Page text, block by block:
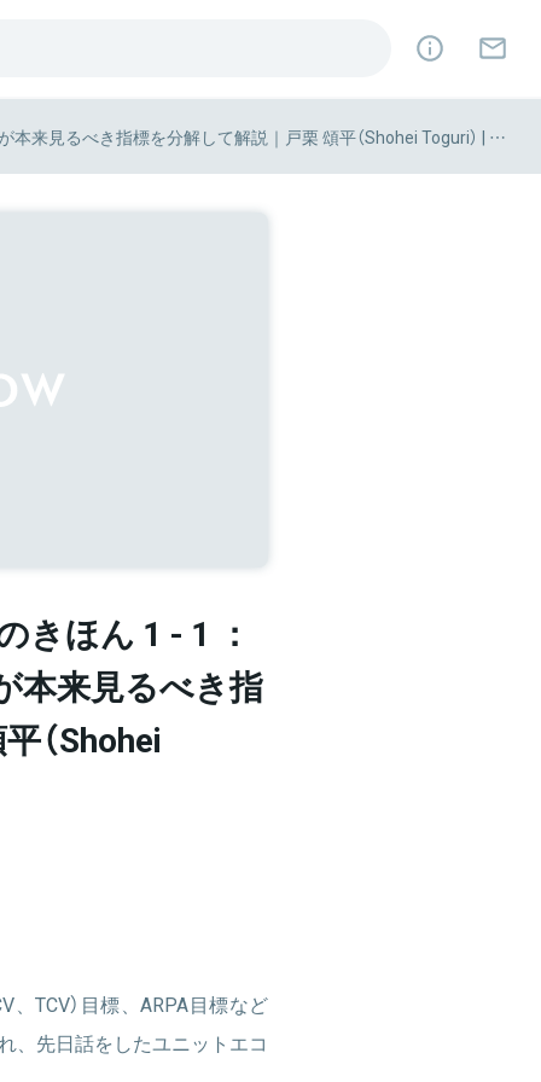
BtoB SaaSマーケティングのきほん 1 - 1 ：SaaS マーケティング部門が本来見るべき指標を分解して解説｜戸栗 頌平（Shohei Toguri） | レプト｜note
きほん 1 - 1 ：
本来見るべき指
（Shohei
、TCV）目標、ARPA目標など
、先日話をしたユニットエコ